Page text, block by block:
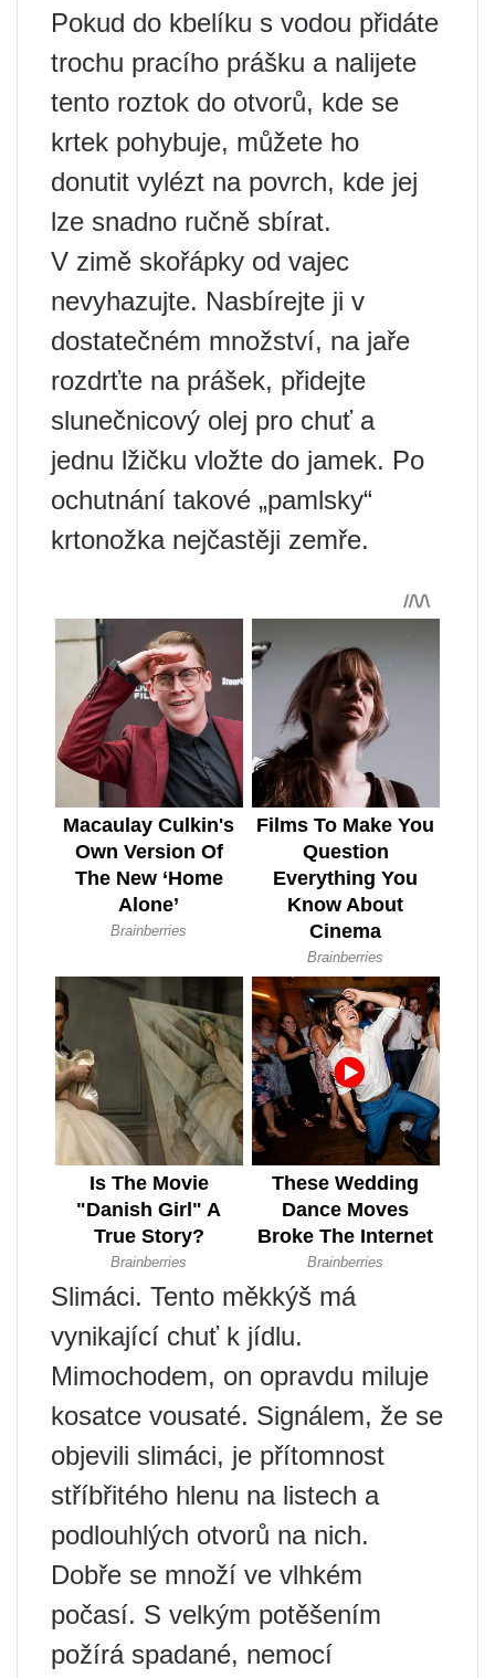
Pokud do kbelíku s vodou přidáte
trochu pracího prášku a nalijete
tento roztok do otvorů, kde se
krtek pohybuje, můžete ho
donutit vylézt na povrch, kde jej
lze snadno ručně sbírat.
V zimě skořápky od vajec
nevyhazujte. Nasbírejte ji v
dostatečném množství, na jaře
rozdrťte na prášek, přidejte
slunečnicový olej pro chuť a
jednu lžičku vložte do jamek. Po
ochutnání takové „pamlsky“
krtonožka nejčastěji zemře.
Slimáci. Tento měkkýš má
vynikající chuť k jídlu.
Mimochodem, on opravdu miluje
kosatce vousaté. Signálem, že se
objevili slimáci, je přítomnost
stříbřitého hlenu na listech a
podlouhlých otvorů na nich.
Dobře se množí ve vlhkém
počasí. S velkým potěšením
požírá spadané, nemocí